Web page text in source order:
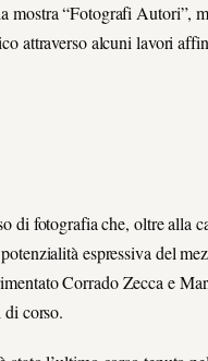
mostra “Fotografi Autori”,
attraverso alcuni lavori
di fotografia che, oltre alla
espressiva del
Corrado Zecca e
corso.